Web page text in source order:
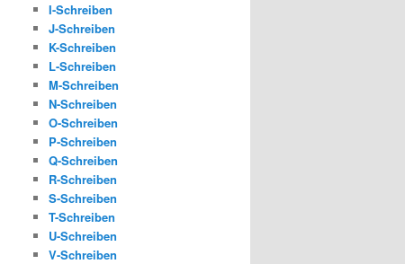
I-Schreiben
J-Schreiben
K-Schreiben
L-Schreiben
M-Schreiben
N-Schreiben
O-Schreiben
P-Schreiben
Q-Schreiben
R-Schreiben
S-Schreiben
T-Schreiben
U-Schreiben
V-Schreiben